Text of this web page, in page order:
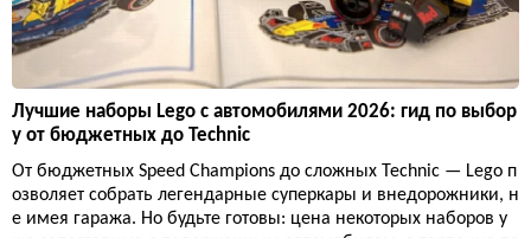
Лучшие наборы Lego с автомобилями 2026: гид по выбор
у от бюджетных до Technic
От бюджетных Speed Champions до сложных Technic — Lego п
озволяет собрать легендарные суперкары и внедорожники, н
е имея гаража. Но будьте готовы: цена некоторых наборов у